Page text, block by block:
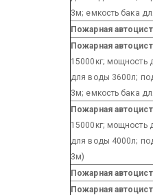
3м; емкость бака
Пожарная
Пожарная
15000кг; мощность
для воды 3600л;
3м; емкость бака
Пожарная
15000кг; мощность
для воды 4000л;
3м)
Пожарная
Пожарная